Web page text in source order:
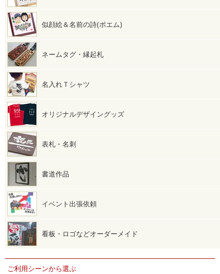
似顔絵＆名前の詩(ポエム)
ネームタグ・縁起札
名入れＴシャツ
オリジナルデザイングッズ
表札・名刺
書道作品
イベント出張依頼
看板・ロゴなどオーダーメイド
ご利用シーンから選ぶ